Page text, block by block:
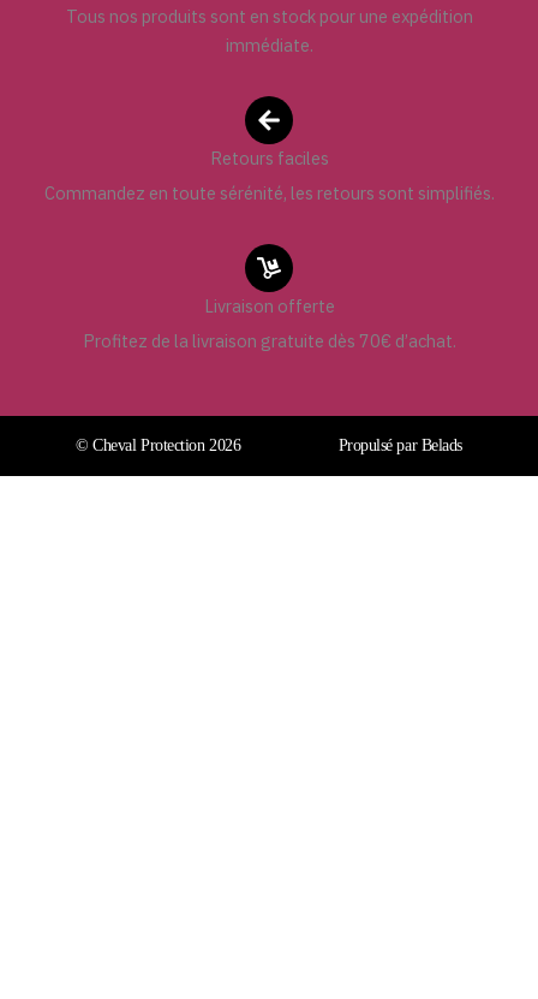
Tous nos produits sont en stock pour une expédition
immédiate.
Retours faciles
Commandez en toute sérénité, les retours sont simplifiés.
Livraison offerte
Profitez de la livraison gratuite dès 70€ d’achat.
© Cheval Protection 2026 Propulsé par Belads